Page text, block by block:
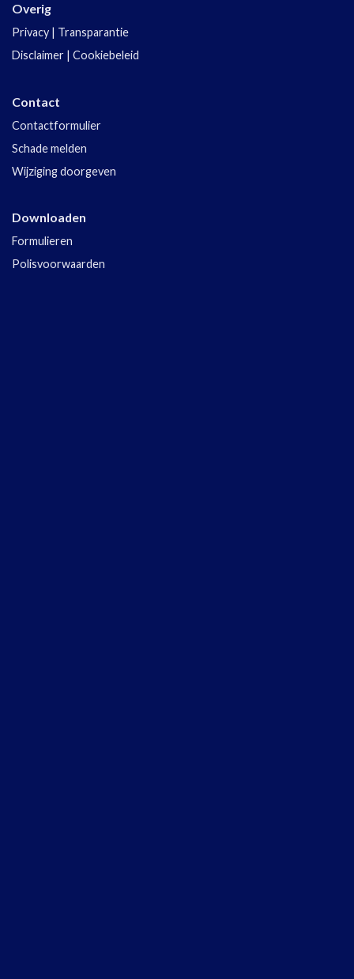
Overig
Privacy | Transparantie
Disclaimer | Cookiebeleid
Contact
Contactformulier
Schade melden
Wijziging doorgeven
Downloaden
Formulieren
Polisvoorwaarden